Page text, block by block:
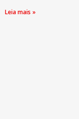
Leia mais »